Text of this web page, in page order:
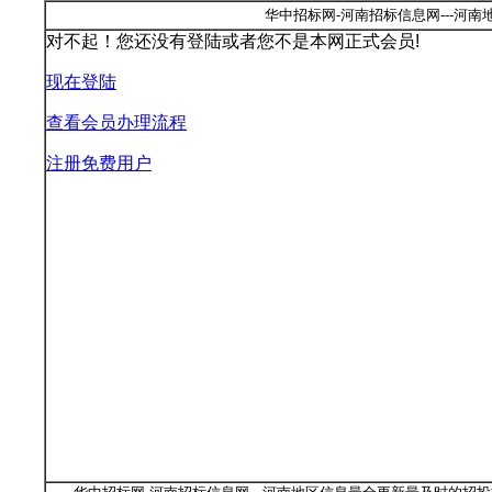
华中招标网-河南招标信息网---河
对不起！您还没有登陆或者您不是本网正式会员!
现在登陆
查看会员办理流程
注册免费用户